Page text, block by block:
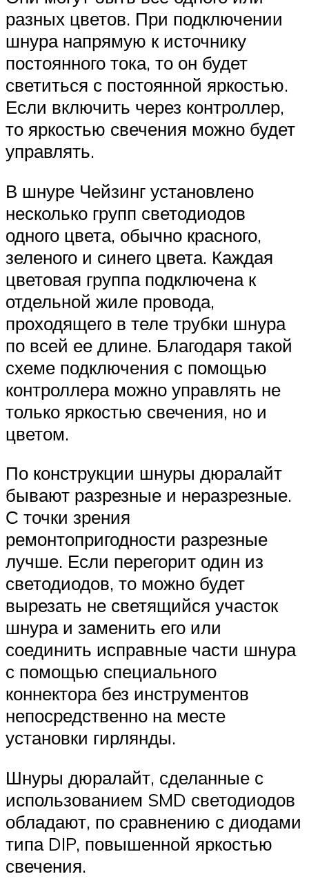
разных цветов. При подключении
шнура напрямую к источнику
постоянного тока, то он будет
светиться с постоянной яркостью.
Если включить через контроллер,
то яркостью свечения можно будет
управлять.
В шнуре Чейзинг установлено
несколько групп светодиодов
одного цвета, обычно красного,
зеленого и синего цвета. Каждая
цветовая группа подключена к
отдельной жиле провода,
проходящего в теле трубки шнура
по всей ее длине. Благодаря такой
схеме подключения с помощью
контроллера можно управлять не
только яркостью свечения, но и
цветом.
По конструкции шнуры дюралайт
бывают разрезные и неразрезные.
С точки зрения
ремонтопригодности разрезные
лучше. Если перегорит один из
светодиодов, то можно будет
вырезать не светящийся участок
шнура и заменить его или
соединить исправные части шнура
с помощью специального
коннектора без инструментов
непосредственно на месте
установки гирлянды.
Шнуры дюралайт, сделанные с
использованием SMD светодиодов
обладают, по сравнению с диодами
типа DIP, повышенной яркостью
свечения.